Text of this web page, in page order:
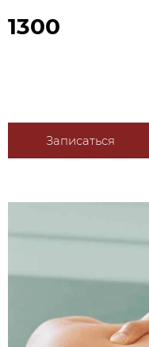
1300
Записаться